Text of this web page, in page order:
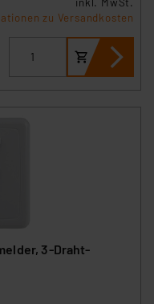
oder widerrufen.
Abrufung und
zur Auswertung und
bleibt hiervon
zur Einbindung von
Drittanbietern
erhalten Sie in
USA besteht kein
zu Versandkosten
3-Draht-